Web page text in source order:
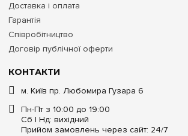
КОНТАКТИ
м. Київ пр. Любомира Гузара 6
Пн-Пт з 10:00 до 19:00
Сб | Нд: вихідний
Прийом замовлень через сайт: 24/7
Доставка і оплата
Гарантія
Співробітництво
Договір публічної оферти